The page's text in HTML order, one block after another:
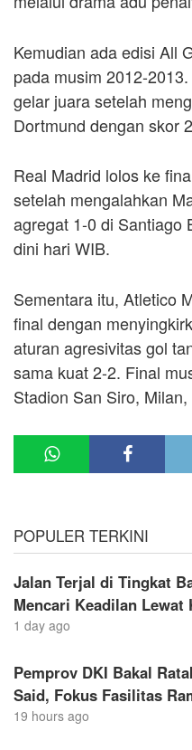
Kemudian ada edisi All
pada musim 2012-
gelar juara setelah
Dortmund dengan skor
Real Madrid lolos ke
setelah mengalahkan
agregat 1-0 di Santiago
dini hari WIB.
Sementara itu, Atletico
final dengan
aturan agresivitas gol
sama kuat 2-2. Final
Stadion San Siro,
POPULER TERKINI
Jalan Terjal di Tingkat
Mencari Keadilan Lewat
1 day ago
Pemprov DKI Bakal
Said, Fokus Fasilitas
19 hours ago